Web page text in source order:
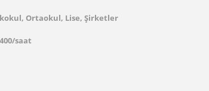
Ortaokul, Lise, Şirketler
400/saat